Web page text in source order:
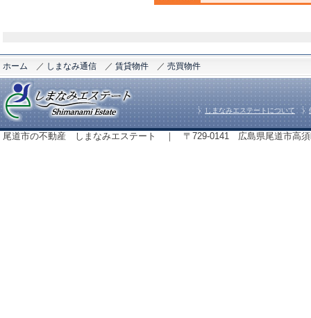
ホーム ／ しまなみ通信 ／ 賃貸物件 ／ 売買物件
しまなみエステートについて
尾道市の不動産 しまなみエステート ｜ 〒729-0141 広島県尾道市高